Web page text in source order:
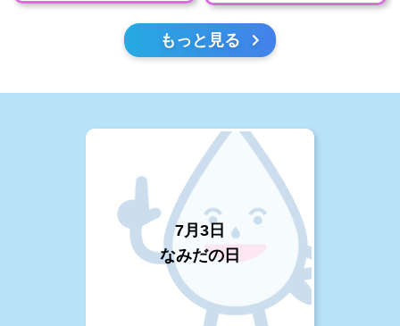
もっと見る
7月3日
なみだの日